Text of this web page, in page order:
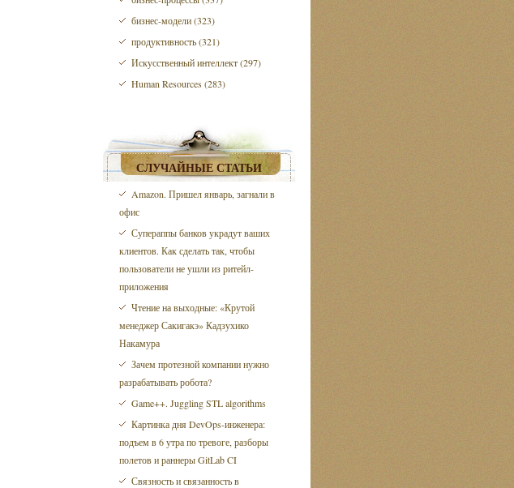
бизнес-модели (323)
продуктивность (321)
Искусственный интеллект (297)
Human Resources (283)
СЛУЧАЙНЫЕ СТАТЬИ
Amazon. Пришел январь, загнали в
офис
Супераппы банков украдут ваших
клиентов. Как сделать так, чтобы
пользователи не ушли из ритейл-
приложения
Чтение на выходные: «Крутой
менеджер Сакигакэ» Кадзухико
Накамура
Зачем протезной компании нужно
разрабатывать робота?
Game++. Juggling STL algorithms
Картинка дня DevOps-инженера:
подъем в 6 утра по тревоге, разборы
полетов и раннеры GitLab CI
Связность и связанность в